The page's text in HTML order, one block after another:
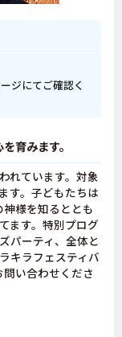
ジにてご確認く
育みます。
れています。対象
す。子どもたちは
様を知るととも
ます。特別プログ
パーティ、全体と
キラフェスティバ
い合わせくださ